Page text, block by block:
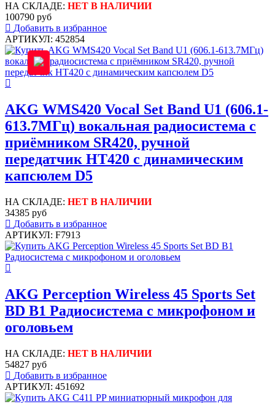
НА СКЛАДЕ: НЕТ В НАЛИЧИИ
100790 руб
Добавить в избранное
АРТИКУЛ: 452854
AKG WMS420 Vocal Set Band U1 (606.1-
613.7МГц) вокальная радиосистема с
приёмником SR420, ручной
передатчик HT420 с динамическим
капсюлем D5
НА СКЛАДЕ: НЕТ В НАЛИЧИИ
34385 руб
Добавить в избранное
АРТИКУЛ: F7913
AKG Perception Wireless 45 Sports Set
BD B1 Радиосистема с микрофоном и
оголовьем
НА СКЛАДЕ: НЕТ В НАЛИЧИИ
54827 руб
Добавить в избранное
АРТИКУЛ: 451692